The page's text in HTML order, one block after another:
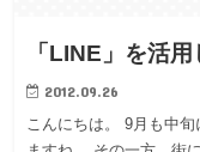
「LINE」を活
2012.09.26
こんにちは。 9月も中